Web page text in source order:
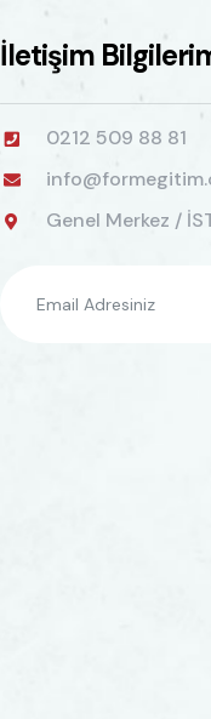
İletişim
0212 509 88 81
Genel Merkez /